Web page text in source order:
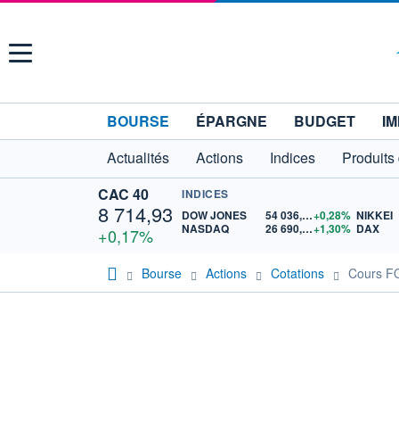
Menu
BOURSE ÉPARGNE BUDGET
Actualités
Actions Indices
CAC 40
8 714,93
+0,17%
INDICES
DOW JONES
54 036,93+0,28%
NASDAQ
26 690,62+1,30%
NIKKEI
DAX
Bourse Actions Cotations Cours